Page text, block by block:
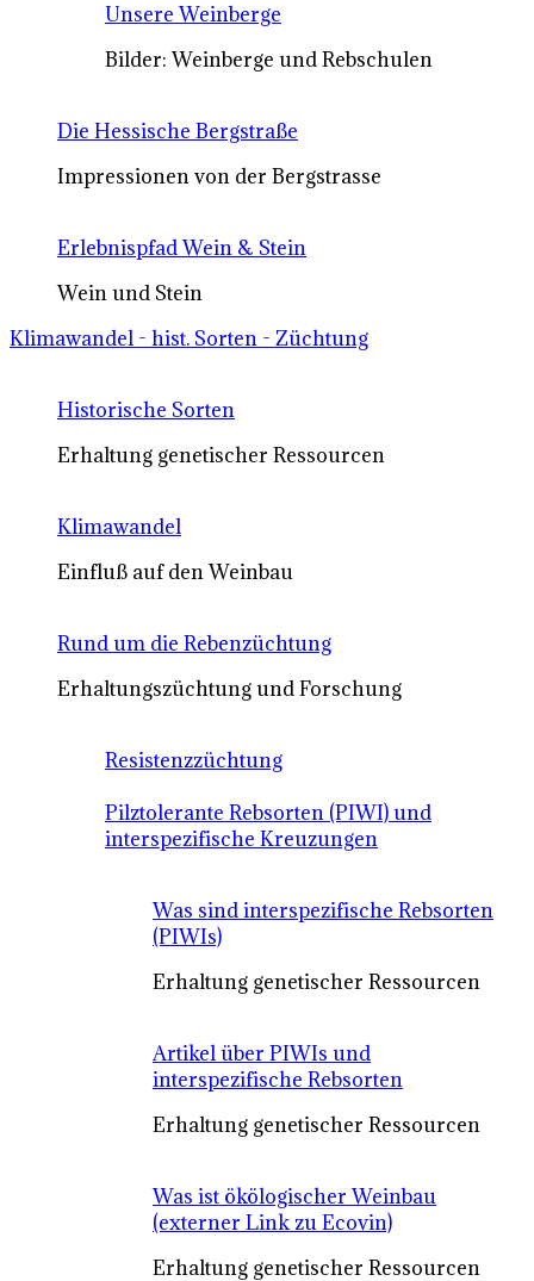
Unsere Weinberge
Bilder: Weinberge und Rebschulen
Die Hessische Bergstraße
Impressionen von der Bergstrasse
Erlebnispfad Wein & Stein
Wein und Stein
Klimawandel - hist. Sorten - Züchtung
Historische Sorten
Erhaltung genetischer Ressourcen
Klimawandel
Einfluß auf den Weinbau
Rund um die Rebenzüchtung
Erhaltungszüchtung und Forschung
Resistenzzüchtung
Pilztolerante Rebsorten (PIWI) und
interspezifische Kreuzungen
Was sind interspezifische Rebsorten
(PIWIs)
Erhaltung genetischer Ressourcen
Artikel über PIWIs und
interspezifische Rebsorten
Erhaltung genetischer Ressourcen
Was ist ökölogischer Weinbau
(externer Link zu Ecovin)
Erhaltung genetischer Ressourcen